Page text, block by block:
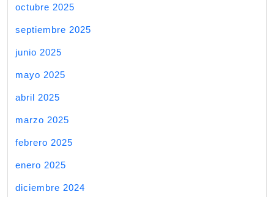
octubre 2025
septiembre 2025
junio 2025
mayo 2025
abril 2025
marzo 2025
febrero 2025
enero 2025
diciembre 2024